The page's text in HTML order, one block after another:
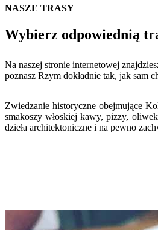
NASZE TRASY
Wybierz odpowiednią
Na naszej stronie internetowej
poznasz Rzym dokładnie tak, jak sam
Zwiedzanie historyczne obejmujące
smakoszy włoskiej kawy, pizzy,
dzieła architektoniczne i na pewno